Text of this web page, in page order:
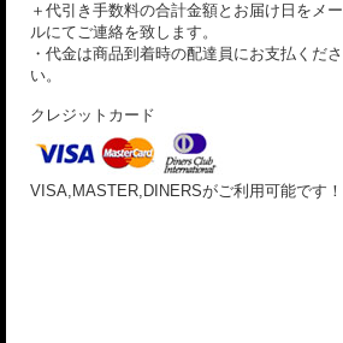
＋代引き手数料の合計金額とお届け日をメー
ルにてご連絡を致します。
・代金は商品到着時の配達員にお支払くださ
い。
クレジットカード
VISA,MASTER,DINERSがご利用可能です！